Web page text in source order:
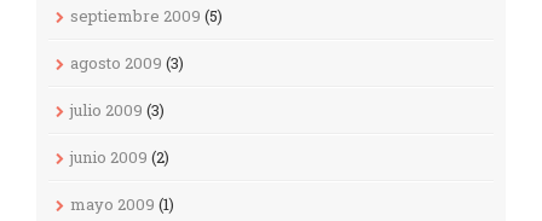
septiembre 2009 (5)
agosto 2009 (3)
julio 2009 (3)
junio 2009 (2)
mayo 2009 (1)